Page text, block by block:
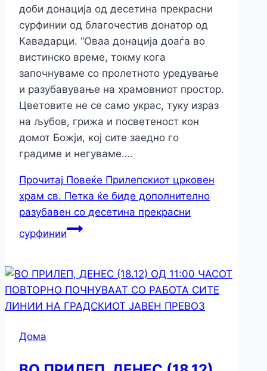
доби донација од десетина прекрасни
сурфинии од благочестив донатор од
Кавадарци. “Оваа донација доаѓа во
вистинско време, токму кога
започнуваме со пролетното уредување
и разубавување на храмовниот простор.
Цветовите не се само украс, туку израз
на љубов, грижа и посветеност кон
домот Божји, кој сите заедно го
градиме и негуваме….
Прочитај Повеќе Прилепскиот црковен
храм св. Петка ќе биде дополнително
разубавен со десетина прекрасни
сурфинии
Дома